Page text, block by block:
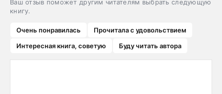
Ваш отзыв поможет другим читателям выбрать следующую
книгу.
Очень понравилась
Прочитала с удовольствием
Интересная книга, советую
Буду читать автора